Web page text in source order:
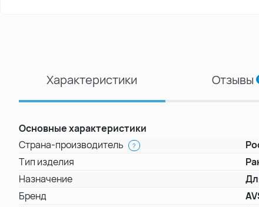
Характеристики Отзывы
Основные характеристики
Страна-производитель
?
Тип изделия
Назначение
Бренд